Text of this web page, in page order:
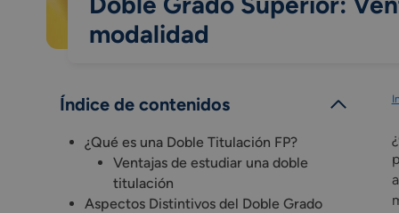
modalidad
Índice de contenidos
¿Qué es una Doble Titulación FP?
Ventajas de estudiar una doble
titulación
Aspectos Distintivos del Doble Grado